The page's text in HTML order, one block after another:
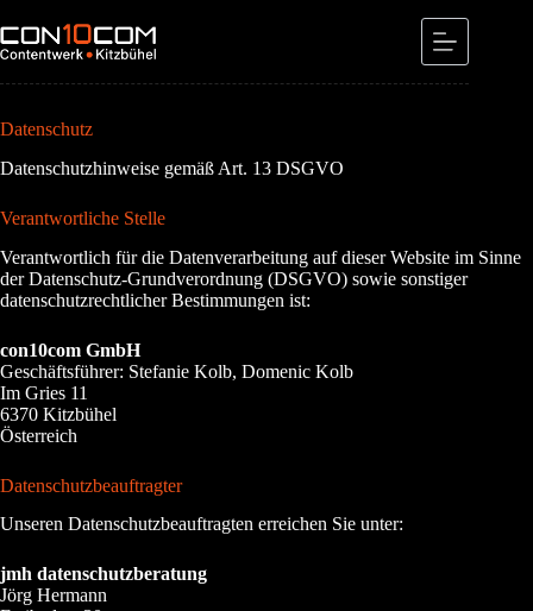
to
content
Datenschutz
Datenschutzhinweise gemäß Art. 13 DSGVO
Verantwortliche Stelle
Verantwortlich für die Datenverarbeitung auf dieser Website im Sinne
der Datenschutz-Grundverordnung (DSGVO) sowie sonstiger
datenschutzrechtlicher Bestimmungen ist:
con10com GmbH
Geschäftsführer: Stefanie Kolb, Domenic Kolb
Im Gries 11
6370 Kitzbühel
Österreich
Datenschutzbeauftragter
Unseren Datenschutzbeauftragten erreichen Sie unter:
jmh datenschutzberatung
Jörg Hermann